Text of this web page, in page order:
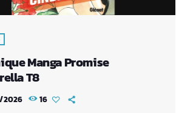
Manga Promise
T8
2026 16